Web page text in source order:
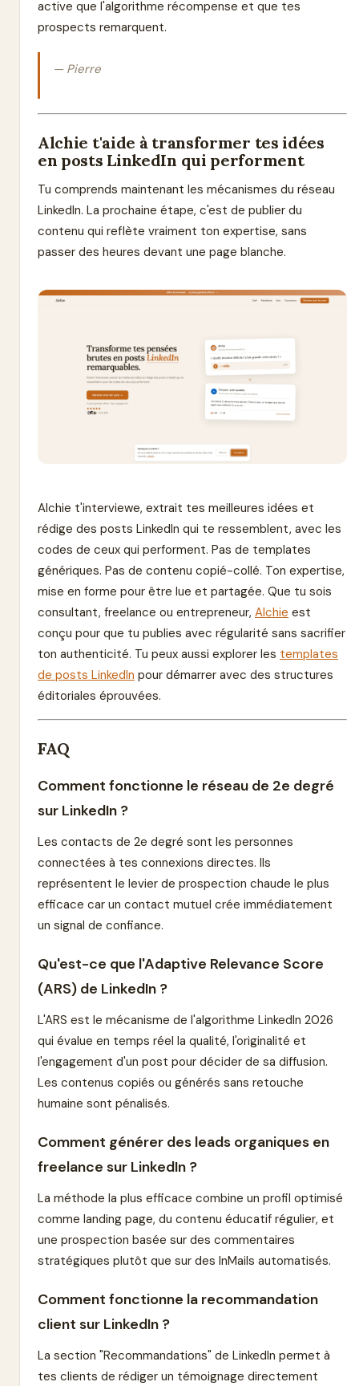
active que l'algorithme récompense et que tes
prospects remarquent.
— Pierre
Alchie t'aide à transformer tes idées
en posts LinkedIn qui performent
Tu comprends maintenant les mécanismes du réseau
LinkedIn. La prochaine étape, c'est de publier du
contenu qui reflète vraiment ton expertise, sans
passer des heures devant une page blanche.
Alchie t'interviewe, extrait tes meilleures idées et
rédige des posts LinkedIn qui te ressemblent, avec les
codes de ceux qui performent. Pas de templates
génériques. Pas de contenu copié-collé. Ton expertise,
mise en forme pour être lue et partagée. Que tu sois
consultant, freelance ou entrepreneur, Alchie est
conçu pour que tu publies avec régularité sans sacrifier
ton authenticité. Tu peux aussi explorer les templates
de posts LinkedIn pour démarrer avec des structures
éditoriales éprouvées.
FAQ
Comment fonctionne le réseau de 2e degré
sur LinkedIn ?
Les contacts de 2e degré sont les personnes
connectées à tes connexions directes. Ils
représentent le levier de prospection chaude le plus
efficace car un contact mutuel crée immédiatement
un signal de confiance.
Qu'est-ce que l'Adaptive Relevance Score
(ARS) de LinkedIn ?
L'ARS est le mécanisme de l'algorithme LinkedIn 2026
qui évalue en temps réel la qualité, l'originalité et
l'engagement d'un post pour décider de sa diffusion.
Les contenus copiés ou générés sans retouche
humaine sont pénalisés.
Comment générer des leads organiques en
freelance sur LinkedIn ?
La méthode la plus efficace combine un profil optimisé
comme landing page, du contenu éducatif régulier, et
une prospection basée sur des commentaires
stratégiques plutôt que sur des InMails automatisés.
Comment fonctionne la recommandation
client sur LinkedIn ?
La section "Recommandations" de LinkedIn permet à
tes clients de rédiger un témoignage directement